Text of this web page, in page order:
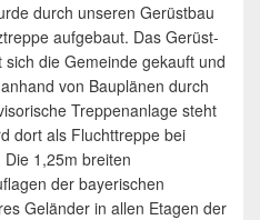
durch unseren Gerüstbau
aufgebaut. Das Gerüst-
die Gemeinde gekauft und
von Bauplänen durch
Treppenanlage steht
dort als Fluchttreppe bei
1,25m breiten
der bayerischen
Geländer in allen Etagen der